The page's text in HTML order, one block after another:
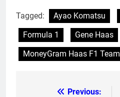
Tagged: Ayao Komatsu
Formula 1
Gene Haas
MoneyGram Haas F1 Team
Previous: